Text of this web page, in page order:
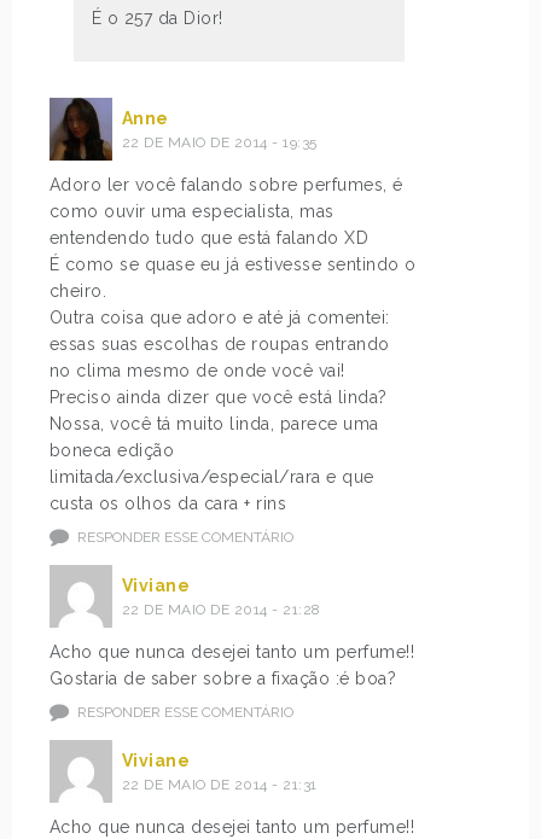
É o 257 da Dior!
Anne
22 DE MAIO DE 2014 - 19:35
Adoro ler você falando sobre perfumes, é
como ouvir uma especialista, mas
entendendo tudo que está falando XD
É como se quase eu já estivesse sentindo o
cheiro.
Outra coisa que adoro e até já comentei:
essas suas escolhas de roupas entrando
no clima mesmo de onde você vai!
Preciso ainda dizer que você está linda?
Nossa, você tá muito linda, parece uma
boneca edição
limitada/exclusiva/especial/rara e que
custa os olhos da cara + rins
RESPONDER ESSE COMENTÁRIO
Viviane
22 DE MAIO DE 2014 - 21:28
Acho que nunca desejei tanto um perfume!!
Gostaria de saber sobre a fixação :é boa?
RESPONDER ESSE COMENTÁRIO
Viviane
22 DE MAIO DE 2014 - 21:31
Acho que nunca desejei tanto um perfume!!